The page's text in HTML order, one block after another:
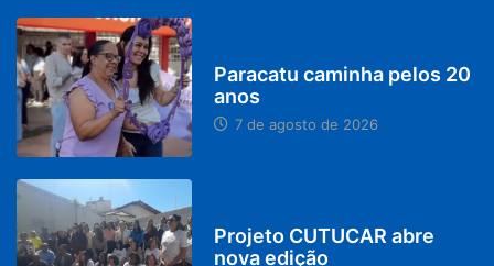
Paracatu caminha pelos 20
anos
7 de agosto de 2026
Projeto CUTUCAR abre
nova edição